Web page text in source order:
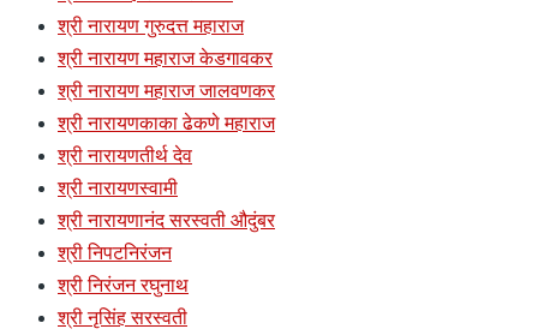
श्री नारायण गुरुदत्त महाराज
श्री नारायण महाराज केडगावकर
श्री नारायण महाराज जालवणकर
श्री नारायणकाका ढेकणे महाराज
श्री नारायणतीर्थ देव
श्री नारायणस्वामी
श्री नारायणानंद सरस्वती औदुंबर
श्री निपटनिरंजन
श्री निरंजन रघुनाथ
श्री नृसिंह सरस्वती